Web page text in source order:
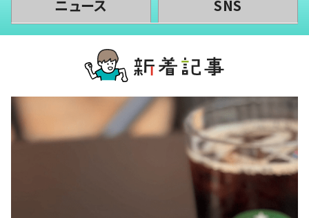
ニュース SNS